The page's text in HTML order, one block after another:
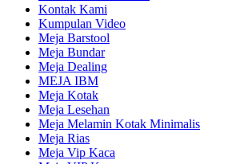
Kontak Kami
Kumpulan Video
Meja Barstool
Meja Bundar
Meja Dealing
MEJA IBM
Meja Kotak
Meja Lesehan
Meja Melamin Kotak Minimalis
Meja Rias
Meja Vip Kaca